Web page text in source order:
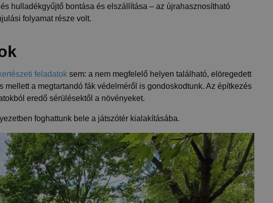
hulladékgyűjtő bontása és elszállítása – az újrahasznosítható
folyamat része volt.
feladatok sem: a nem megfelelő helyen található, elöregedett
mellett a megtartandó fák védelméről is gondoskodtunk. Az építkezés
eredő sérülésektől a növényeket.
foghattunk bele a játszótér kialakításába.